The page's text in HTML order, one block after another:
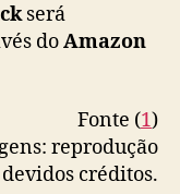
g
v
a
z
será
doAmazon
Fonte (1)
reprodução
créditos.